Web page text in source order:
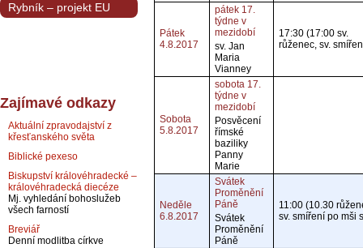
Pátek
4.8.2017
pátek 17.
týdne v
mezidobí
sv. Jan
Maria
Vianney
17:30 (17:00 sv.
růženec, sv.
Sobota
5.8.2017
sobota 17.
týdne v
mezidobí
Posvěcení
římské
baziliky
Panny
Marie
Neděle
6.8.2017
Svátek
Proměnění
Páně
Svátek
Proměnění
Páně
11:00 (10.30
sv. smíření po mši
Rybník – projekt EU
Zajímavé odkazy
Aktuální zpravodajství z
křesťanského světa
Biblické pexeso
Biskupství královéhradecké –
královéhradecká diecéze
Mj. vyhledání bohoslužeb
všech farností
Breviář
Denní modlitba církve